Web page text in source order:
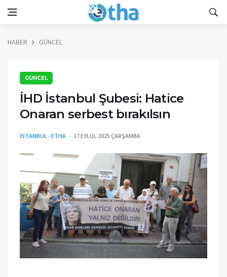
HABER GÜNCEL
GÜNCEL
İHD İstanbul Şubesi: Hatice
Onaran serbest bırakılsın
İSTANBUL - ETHA 17 EYLÜL 2025 ÇARŞAMBA